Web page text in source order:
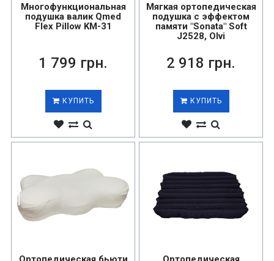
Многофункциональная
подушка валик Qmed
Flex Pillow KM-31
1 799 грн.
КУПИТЬ
Мягкая ортопедическая
подушка с эффектом
памяти "Sonata" Soft
J2528, Olvi
2 918 грн.
КУПИТЬ